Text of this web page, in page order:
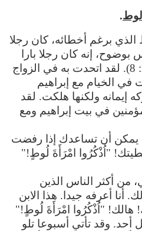
لوط.
برغم أخطائه، كان رجلا
إنه كان رجلا بارا
وله نفسا بارة. (2بطرس 2: 8). لقد اتحدت به في الزواج
الخيام مع إبراهيم
إيمانه ولكنها هلكت. لقد
في بيت إبراهيم ومع
يمكن أن تساعدك إذا رفضت
"اُذْكُرُوا امْرَأَةَ لُوطٍ!"
من أكثر الناس الذين
أنا أعرفه جيدا. هذا الابن
هالك! "اُذْكُرُوا امْرَأَةَ لُوطٍ!"
أحد. وقد تأتي أسبوعا تلو